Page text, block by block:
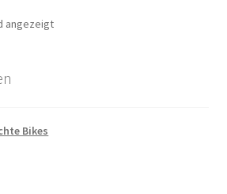
angezeigt
Bikes